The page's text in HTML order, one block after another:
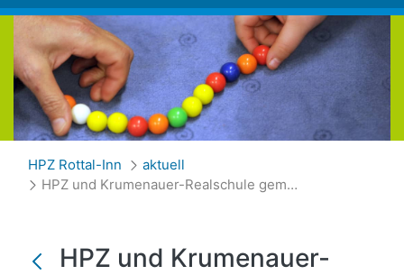
HPZ und Krumenauer-
HPZ Rottal-Inn
aktuell
HPZ und Krumenauer-Realschule gemeinsam auf der Bühne
HPZ und Krumenauer-